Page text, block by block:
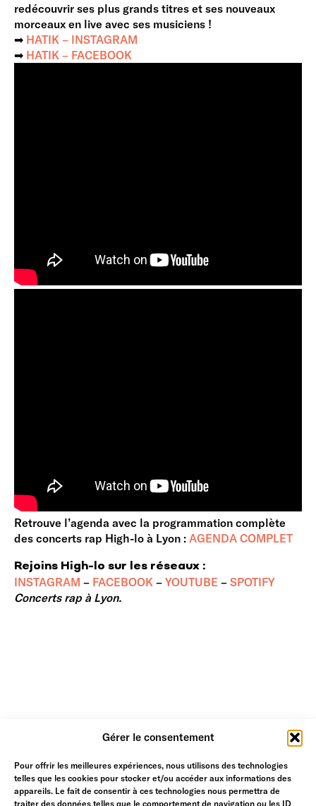
Gérer le consentement
Pour offrir les meilleures expériences, nous utilisons des technologies
telles que les cookies pour stocker et/ou accéder aux informations des
appareils. Le fait de consentir à ces technologies nous permettra de
traiter des données telles que le comportement de navigation ou les ID
redécouvrir ses plus grands titres et ses nouveaux
morceaux en live avec ses musiciens !
➡︎ HATIK – INSTAGRAM
➡︎ HATIK – FACEBOOK
Retrouve l’agenda avec la programmation complète
des concerts rap High-lo à Lyon : AGENDA COMPLET
Rejoins High-lo sur les réseaux :
INSTAGRAM – FACEBOOK – YOUTUBE – SPOTIFY
Concerts rap à Lyon.